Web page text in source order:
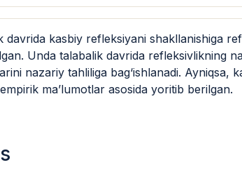
davrida kasbiy refleksiyani shakllanishiga
Unda talabalik davrida refleksivlikning
nazariy tahliliga bag‘ishlanadi. Ayniqsa,
ma’lumotlar asosida yoritib berilgan.